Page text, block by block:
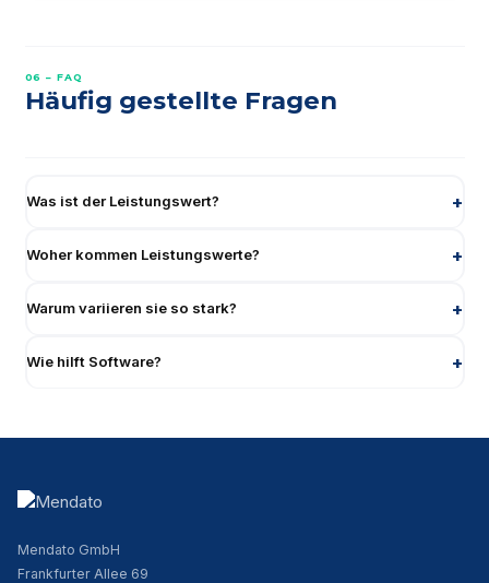
06 – FAQ
Häufig gestellte Fragen
Was ist der Leistungswert?
Woher kommen Leistungswerte?
Warum variieren sie so stark?
Wie hilft Software?
Mendato GmbH
Frankfurter Allee 69